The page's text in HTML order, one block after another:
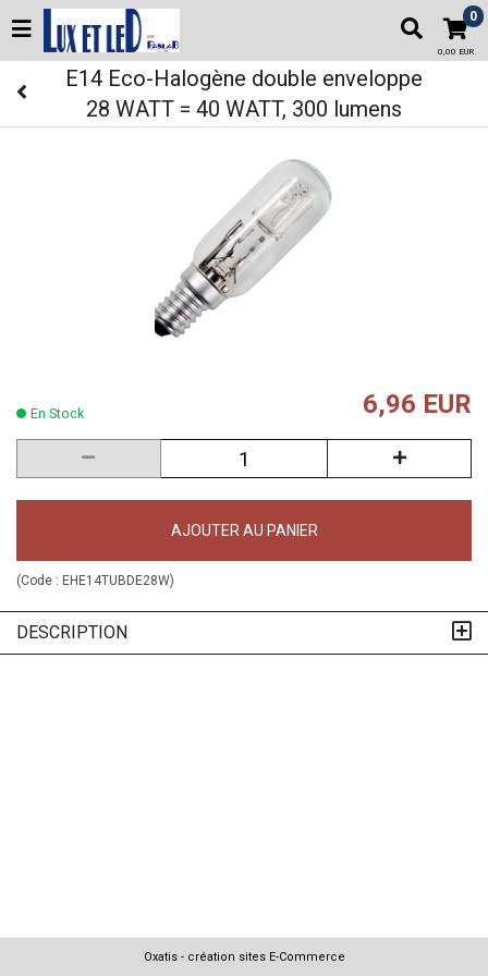
0
0,00 EUR
E14 Eco-Halogène double enveloppe
28 WATT = 40 WATT, 300 lumens
En Stock 6,96 EUR
AJOUTER AU PANIER
(Code : EHE14TUBDE28W)
DESCRIPTION
Oxatis - création sites E-Commerce